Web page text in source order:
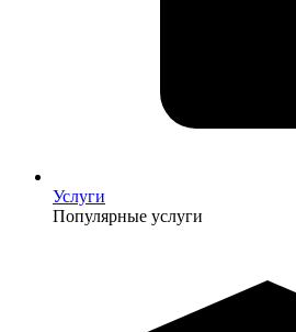
Услуги
Популярные услуги